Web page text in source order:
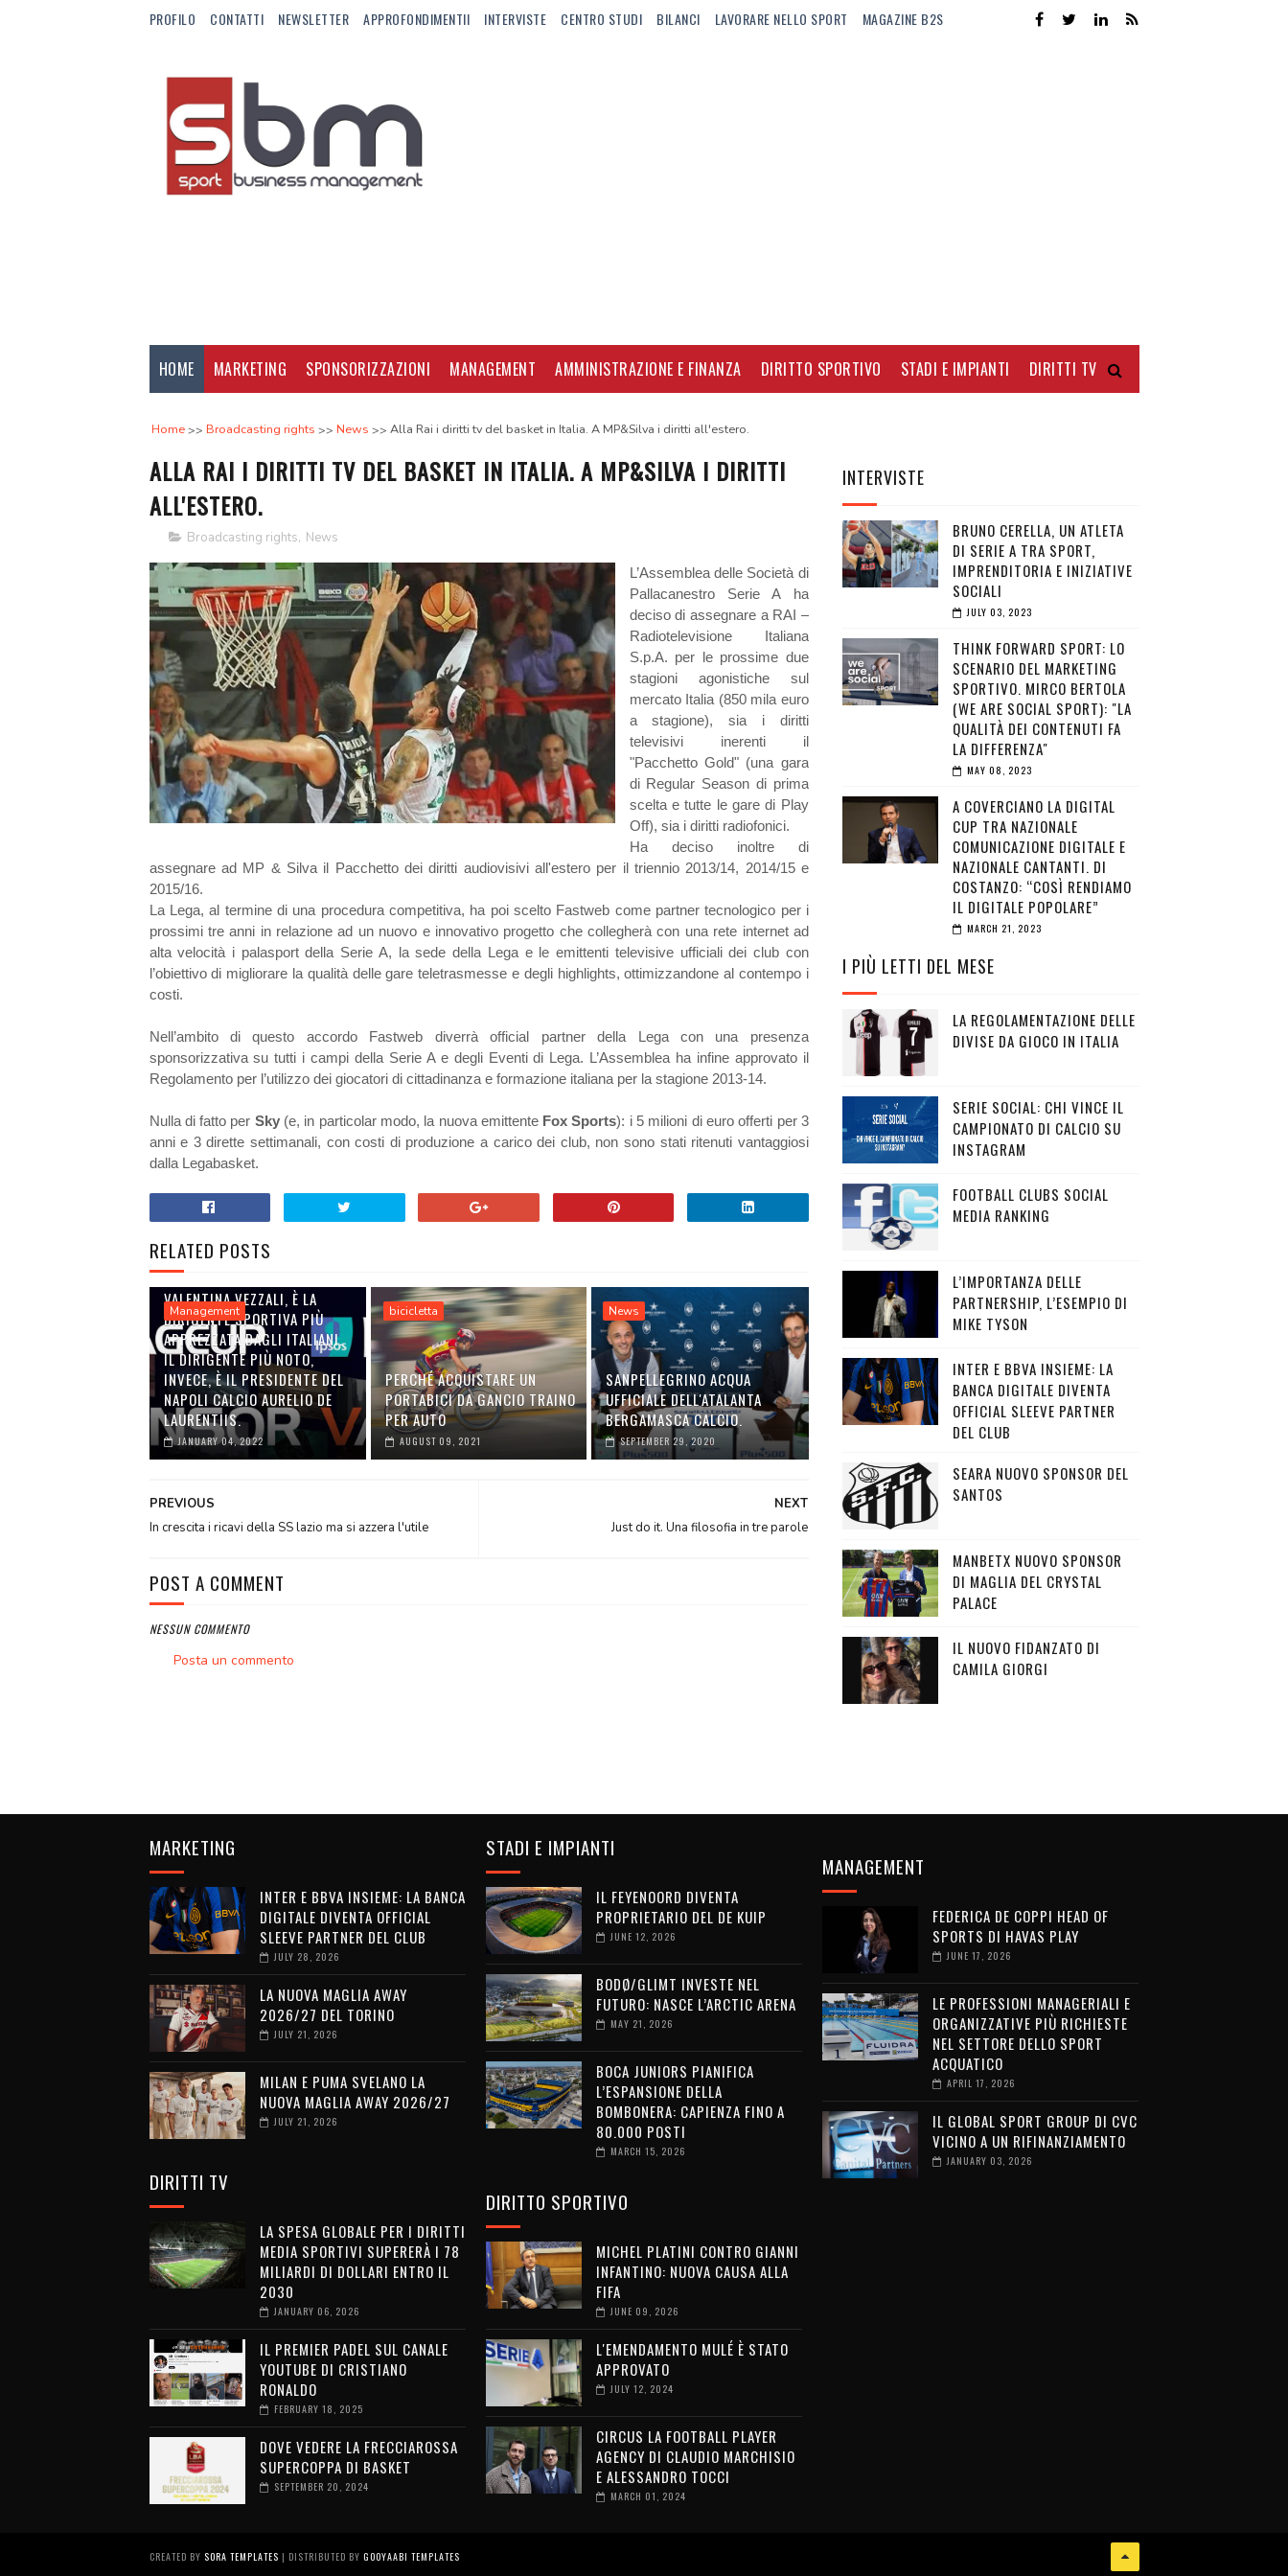
PROFILO CONTATTI NEWSLETTER APPROFONDIMENTII INTERVISTE CENTRO STUDI BILANCI LAVORARE NELLO SPORT MAGAZINE B2S
HOME MARKETING SPONSORIZZAZIONI MANAGEMENT AMMINISTRAZIONE E FINANZA DIRITTO SPORTIVO STADI E IMPIANTI DIRITTI TV
Home Broadcasting rights News Alla Rai i diritti tv del basket in Italia. A MP&Silva i diritti all'estero.
ALLA RAI I DIRITTI TV DEL BASKET IN ITALIA. A MP&SILVA I DIRITTI
ALL'ESTERO.
Broadcasting rights, News
L’Assemblea delle Società di
Pallacanestro Serie A ha
deciso di assegnare a RAI –
Radiotelevisione Italiana
S.p.A. per le prossime due
stagioni agonistiche sul
mercato Italia (850 mila euro
a stagione), sia i diritti
televisivi inerenti il
"Pacchetto Gold" (una gara
di Regular Season di prima
scelta e tutte le gare di Play
Off), sia i diritti radiofonici.
Ha deciso inoltre di
assegnare ad MP & Silva il Pacchetto dei diritti audiovisivi all'estero per il triennio 2013/14, 2014/15 e
2015/16.
La Lega, al termine di una procedura competitiva, ha poi scelto Fastweb come partner tecnologico per i
prossimi tre anni in relazione ad un nuovo e innovativo progetto che collegherà con una rete internet ad
alta velocità i palasport della Serie A, la sede della Lega e le emittenti televisive ufficiali dei club con
l’obiettivo di migliorare la qualità delle gare teletrasmesse e degli highlights, ottimizzandone al contempo i
costi.
Nell’ambito di questo accordo Fastweb diverrà official partner della Lega con una presenza
sponsorizzativa su tutti i campi della Serie A e degli Eventi di Lega. L’Assemblea ha infine approvato il
Regolamento per l’utilizzo dei giocatori di cittadinanza e formazione italiana per la stagione 2013-14.
Nulla di fatto per Sky(e, in particolar modo, la nuova emittente Fox Sports): i 5 milioni di euro offerti per 3
anni e 3 dirette settimanali, con costi di produzione a carico dei club, non sono stati ritenuti vantaggiosi
dalla Legabasket.
RELATED POSTS
Management
VALENTINA VEZZALI, È LA
DIRIGENTE SPORTIVA PIÙ
APPREZZATA DAGLI ITALIANI.
IL DIRIGENTE PIÙ NOTO,
INVECE, È IL PRESIDENTE DEL
NAPOLI CALCIO AURELIO DE
LAURENTIIS.
JANUARY 04, 2022
bicicletta
PERCHÉ ACQUISTARE UN
PORTABICI DA GANCIO TRAINO
PER AUTO
AUGUST 09, 2021
News
SANPELLEGRINO ACQUA
UFFICIALE DELL'ATALANTA
BERGAMASCA CALCIO.
SEPTEMBER 29, 2020
NEXT
Just do it. Una filosofia in tre parole
PREVIOUS
In crescita i ricavi della SS lazio ma si azzera l'utile
POST A COMMENT
NESSUN COMMENTO
Posta un commento
INTERVISTE
BRUNO CERELLA, UN ATLETA
DI SERIE A TRA SPORT,
IMPRENDITORIA E INIZIATIVE
SOCIALI
JULY 03, 2023
THINK FORWARD SPORT: LO
SCENARIO DEL MARKETING
SPORTIVO. MIRCO BERTOLA
(WE ARE SOCIAL SPORT): "LA
QUALITÀ DEI CONTENUTI FA
LA DIFFERENZA"
MAY 08, 2023
A COVERCIANO LA DIGITAL
CUP TRA NAZIONALE
COMUNICAZIONE DIGITALE E
NAZIONALE CANTANTI. DI
COSTANZO: “COSÌ RENDIAMO
IL DIGITALE POPOLARE”
MARCH 21, 2023
I PIÙ LETTI DEL MESE
LA REGOLAMENTAZIONE DELLE
DIVISE DA GIOCO IN ITALIA
SERIE SOCIAL: CHI VINCE IL
CAMPIONATO DI CALCIO SU
INSTAGRAM
FOOTBALL CLUBS SOCIAL
MEDIA RANKING
L’IMPORTANZA DELLE
PARTNERSHIP, L’ESEMPIO DI
MIKE TYSON
INTER E BBVA INSIEME: LA
BANCA DIGITALE DIVENTA
OFFICIAL SLEEVE PARTNER
DEL CLUB
SEARA NUOVO SPONSOR DEL
SANTOS
MANBETX NUOVO SPONSOR
DI MAGLIA DEL CRYSTAL
PALACE
IL NUOVO FIDANZATO DI
CAMILA GIORGI
MARKETING
INTER E BBVA INSIEME: LA BANCA
DIGITALE DIVENTA OFFICIAL
SLEEVE PARTNER DEL CLUB
JULY 28, 2026
LA NUOVA MAGLIA AWAY
2026/27 DEL TORINO
JULY 21, 2026
MILAN E PUMA SVELANO LA
NUOVA MAGLIA AWAY 2026/27
JULY 21, 2026
DIRITTI TV
LA SPESA GLOBALE PER I DIRITTI
MEDIA SPORTIVI SUPERERÀ I 78
MILIARDI DI DOLLARI ENTRO IL
2030
JANUARY 06, 2026
IL PREMIER PADEL SUL CANALE
YOUTUBE DI CRISTIANO
RONALDO
FEBRUARY 18, 2025
DOVE VEDERE LA FRECCIAROSSA
SUPERCOPPA DI BASKET
SEPTEMBER 20, 2024
STADI E IMPIANTI
IL FEYENOORD DIVENTA
PROPRIETARIO DEL DE KUIP
JUNE 12, 2026
BODØ/GLIMT INVESTE NEL
FUTURO: NASCE L’ARCTIC ARENA
MAY 21, 2026
BOCA JUNIORS PIANIFICA
L’ESPANSIONE DELLA
BOMBONERA: CAPIENZA FINO A
80.000 POSTI
MARCH 15, 2026
DIRITTO SPORTIVO
MICHEL PLATINI CONTRO GIANNI
INFANTINO: NUOVA CAUSA ALLA
FIFA
JUNE 09, 2026
L'EMENDAMENTO MULÉ È STATO
APPROVATO
JULY 12, 2024
CIRCUS LA FOOTBALL PLAYER
AGENCY DI CLAUDIO MARCHISIO
E ALESSANDRO TOCCI
MARCH 01, 2024
MANAGEMENT
FEDERICA DE COPPI HEAD OF
SPORTS DI HAVAS PLAY
JUNE 17, 2026
LE PROFESSIONI MANAGERIALI E
ORGANIZZATIVE PIÙ RICHIESTE
NEL SETTORE DELLO SPORT
ACQUATICO
APRIL 17, 2026
IL GLOBAL SPORT GROUP DI CVC
VICINO A UN RIFINANZIAMENTO
JANUARY 03, 2026
CREATED BY SORA TEMPLATES | DISTRIBUTED BY GOOYAABI TEMPLATES